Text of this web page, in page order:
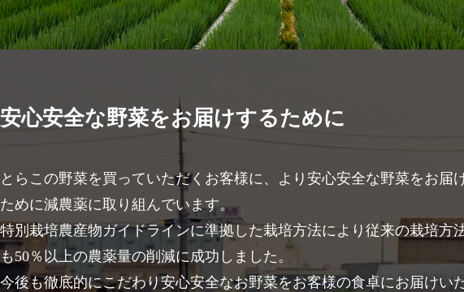
安心安全な野菜をお届けするために
とらこの野菜を買っていただくお客様に、より安心安全な野菜をお届
ために減農薬に取り組んでいます。
特別栽培農産物ガイドラインに準拠した栽培方法により従来の栽培方
も50％以上の農薬量の削減に成功しました。
今後も徹底的にこだわり安心安全なお野菜をお客様の食卓にお届けい